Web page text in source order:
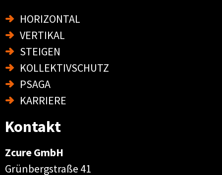
HORIZONTAL
VERTIKAL
STEIGEN
KOLLEKTIVSCHUTZ
PSAGA
KARRIERE
Kontakt
Zcure GmbH
Grünbergstraße 41